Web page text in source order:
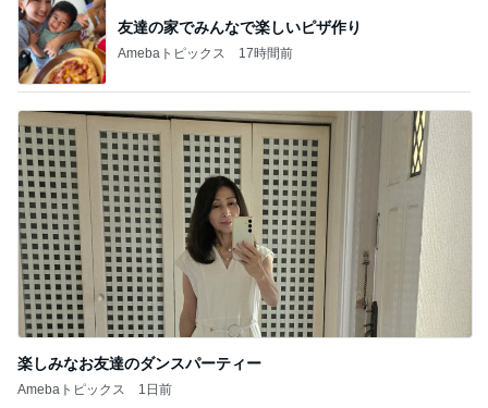
友達の家でみんなで楽しいピザ作り
Amebaトピックス 17時間前
楽しみなお友達のダンスパーティー
Amebaトピックス 1日前